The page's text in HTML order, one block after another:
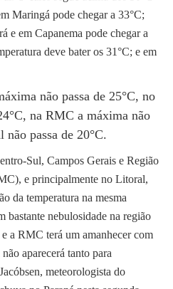
Maringá pode chegar a 33°C;
e em Capanema pode chegar a
deve bater os 31°C; e em
não passa de 25°C, no
na RMC a máxima não
não passa de 20°C.
Sul, Campos Gerais e Região
e principalmente no Litoral,
da temperatura na mesma
bastante nebulosidade na região
a RMC terá um amanhecer com
aparecerá tanto para
meteorologista do